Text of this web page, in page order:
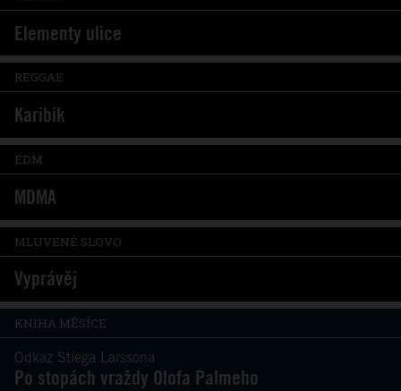
Elementy ulice
REGGAE
Karibik
EDM
MDMA
MLUVENÉ SLOVO
Vyprávěj
KNIHA MĚSÍCE
Odkaz Stiega Larssona
Po stopách vraždy Olofa Palmeho